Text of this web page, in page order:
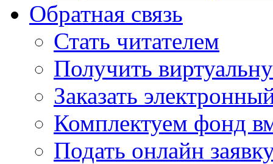
Обратная связь
Стать читателем
Получить
Заказать
Комплектуем фонд
Подать онлайн